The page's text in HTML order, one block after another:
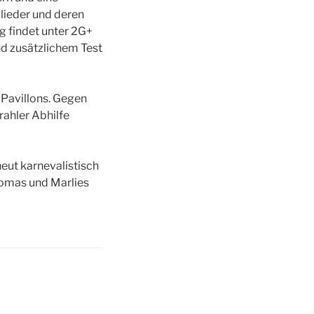
und deren
findet unter 2G+
zusätzlichem Test
Gegen
Abhilfe
karnevalistisch
und Marlies